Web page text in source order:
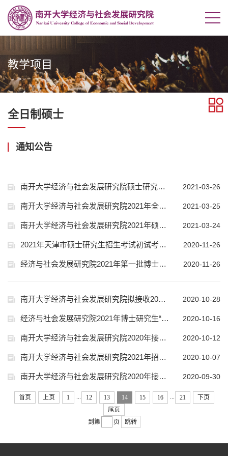
教学项目
全日制硕士
通知公告
南开大学经济与社会发展研究院硕士研究生招生网络复试要求暨工作流程 2021-03-26
南开大学经济与社会发展研究院2021年全日制硕士研究生招生各专业招生人数公示 2021-03-25
南开大学经济与社会发展研究院2021年硕士研究生招生考试复试办法 2021-03-24
2021年天津市硕士研究生招生考试初试考生防疫须知 2020-11-26
经济与社会发展研究院2021年第一批博士生“申请考核制”综合考核安排 2020-11-26
南开大学经济与社会发展研究院拟接收2021年推荐免试研究生公示 2020-10-28
经济与社会发展研究院2021年博士研究生“申请考核制”招生选拔实施细则 2020-10-16
南开大学经济与社会发展研究院2020年接收推荐免试研究生的通知 2020-10-12
南开大学经济与社会发展研究院2021年招收攻读物流学专业博士学位研究生的通知 2020-10-07
南开大学经济与社会发展研究院2020年接收推荐免试研究生面试成绩公示 2020-09-30
首页 上页 1 12 13 14 15 16 21
下页
尾页
到第
页 跳转